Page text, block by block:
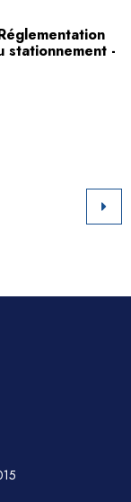
stationnement -